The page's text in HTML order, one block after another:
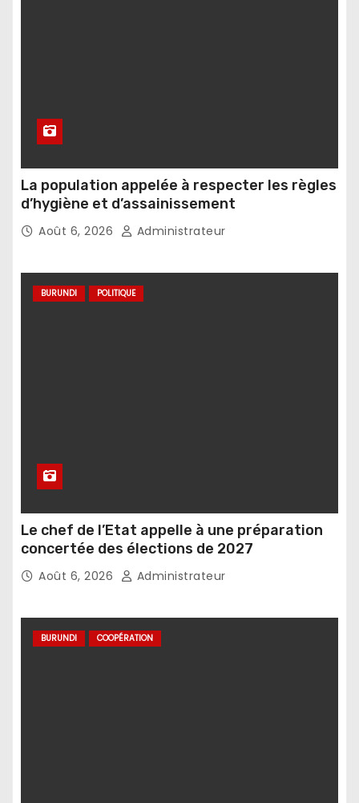
La population appelée à respecter les règles
d’hygiène et d’assainissement
Août 6, 2026 Administrateur
BURUNDI POLITIQUE
Le chef de l’Etat appelle à une préparation
concertée des élections de 2027
Août 6, 2026 Administrateur
BURUNDI COOPÉRATION